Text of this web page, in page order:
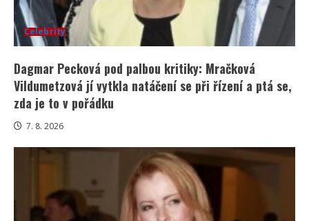
Celebrity
Dagmar Pecková pod palbou kritiky: Mračková
Vildumetzová jí vytkla natáčení se při řízení a ptá se,
zda je to v pořádku
7. 8. 2026